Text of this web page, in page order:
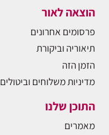
הוצאה לאור
פרסומים אחרונים
תיאוריה וביקורת
הזמן הזה
מדיניות משלוחים וביטולים
התוכן שלנו
מאמרים